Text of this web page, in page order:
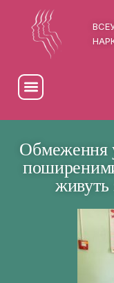
Обмеження
живуть